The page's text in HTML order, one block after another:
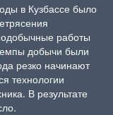
в Кузбассе было
работы
добычи были
резко начинают
технологии
В результате